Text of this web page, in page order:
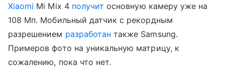
Xiaomi Mi Mix 4 получит основную камеру уже на
108 Мп. Мобильный датчик с рекордным
разрешением разработан также Samsung.
Примеров фото на уникальную матрицу, к
сожалению, пока что нет.